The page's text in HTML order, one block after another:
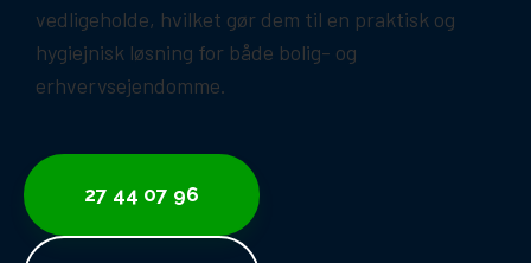
vedligeholde, hvilket gør dem til en praktisk og
hygiejnisk løsning for både bolig- og
erhvervsejendomme.
27 44 07 96